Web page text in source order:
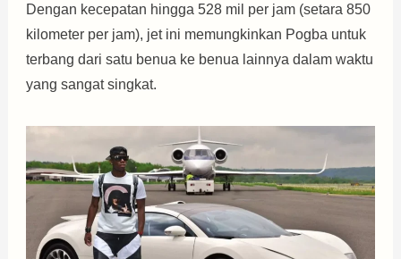
Dengan kecepatan hingga 528 mil per jam (setara 850
kilometer per jam), jet ini memungkinkan Pogba untuk
terbang dari satu benua ke benua lainnya dalam waktu
yang sangat singkat.